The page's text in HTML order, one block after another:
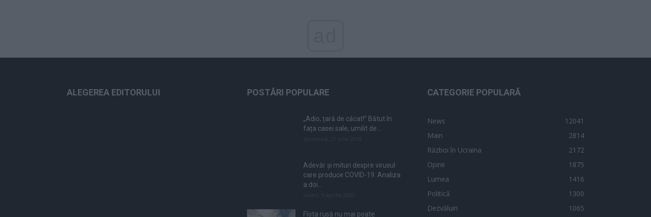
ALEGEREA EDITORULUI POSTĂRI POPULARE
„Adio, țară de căcat!” Bătut în
fața casei sale, umilit de...
Adevăr și mituri despre virusul
care produce COVID-19. Analiza
a doi...
Flota rusă nu mai poate
CATEGORIE POPULARĂ
News
12041
Main
2814
Război în Ucraina
2172
Opinii
1875
Lumea
1416
Politică
1300
Dezvăluiri
1065